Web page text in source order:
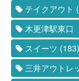
テイクアウト
木更津駅東口
スイーツ (183)
三井アウトレ